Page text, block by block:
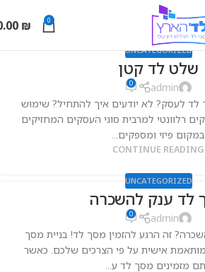
0
₪
UNCATEGORIZED
שלט לד קטן
admin
0
לד לעסק? לא יודעים איך להתחיל? שימוש
רלוונטי למרבית סוגי העסקים המחזיקים
במקום פיזי ומספקים...
CONTINUE READING
UNCATEGORIZED
לד ענק להשכרה
admin
0
זה הרגע להזמין מסך לד! בניית מסך
אישית על פי הצרכים שלכם. כאשר
מזמינים מסך לד ע...